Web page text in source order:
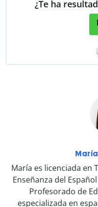
¿Te ha
María es licenciada en
Enseñanza del
Profesorado de
especializada en